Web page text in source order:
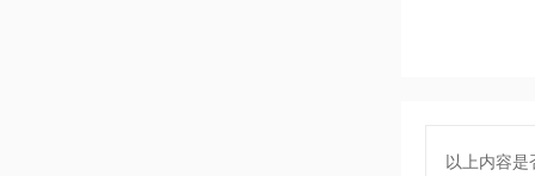
以上内容是